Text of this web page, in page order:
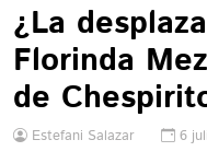
¿La
Florinda
de
Estefani Salazar 6